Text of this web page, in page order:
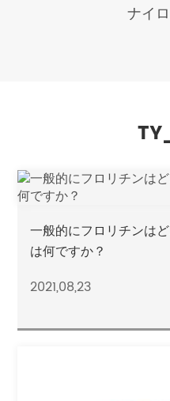
ナイ
一般的にフロリチンは
は何ですか？
2021,08,23